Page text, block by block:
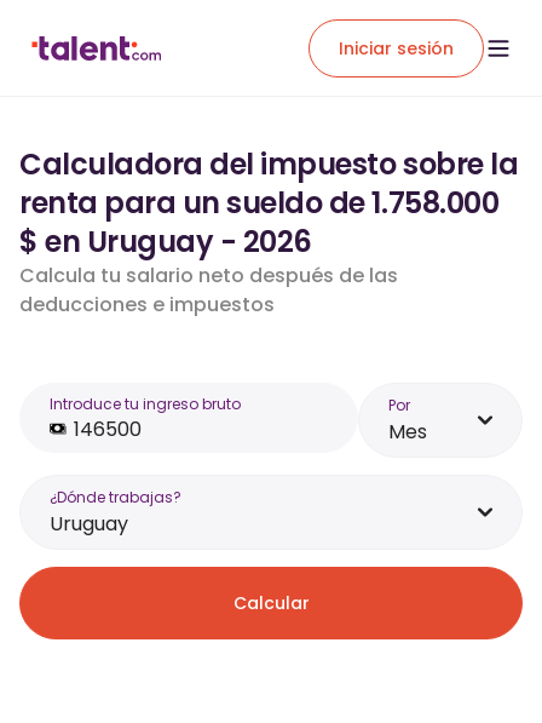
Iniciar sesión
Calculadora del impuesto sobre la
renta para un sueldo de 1.758.000
$ en Uruguay - 2026
Calcula tu salario neto después de las
deducciones e impuestos
Introduce tu ingreso bruto Por
Mes
¿Dónde trabajas?
Uruguay
Calcular